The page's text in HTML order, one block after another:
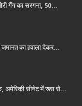
गैंग का सरगना, 50…
जमानत का हवाला देकर…
अमेरिकी सीनेट में रूस से…